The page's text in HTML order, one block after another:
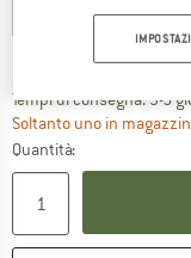
XS
Tempi di consegna: 3-5
Soltanto uno in
Quantità: